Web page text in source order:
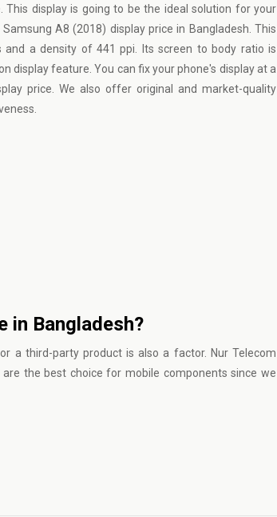
display is going to be the ideal solution for your
A8 (2018) display price in Bangladesh. This
and a density of 441 ppi. Its screen to body ratio is
display feature. You can fix your phone's display at a
price. We also offer original and market-quality
in Bangladesh?
a third-party product is also a factor. Nur Telecom
the best choice for mobile components since we